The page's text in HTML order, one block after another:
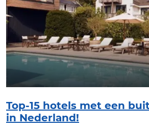
Top-15 hotels met een
in Nederland!